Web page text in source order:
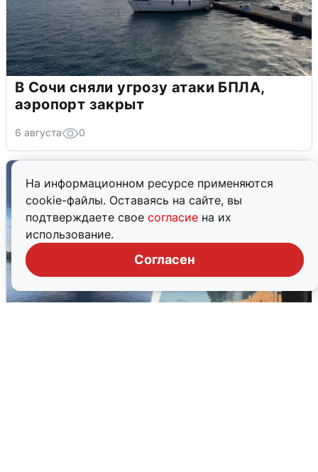
На информационном ресурсе применяются
cookie-файлы. Оставаясь на сайте, вы
подтверждаете свое согласие на их
использование.
Согласен
В Сочи сняли угрозу атаки БПЛА,
аэропорт закрыт
6 августа 0